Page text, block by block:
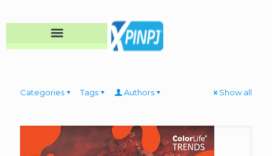
Categories Tags Authors Show all